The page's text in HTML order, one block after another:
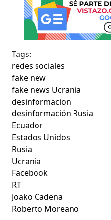
Tags:
redes sociales
fake new
fake news Ucrania
desinformacion
desinformación Rusia
Ecuador
Estados Unidos
Rusia
Ucrania
Facebook
RT
Joako Cadena
Roberto Moreano